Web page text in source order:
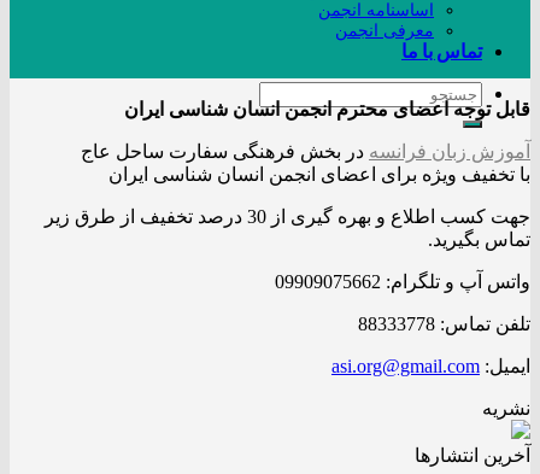
اساسنامه انجمن
معرفی انجمن
تماس با ما
قابل توجه اعضای محترم انجمن انسان شناسی ایران
آموزش زبان فرانسه در بخش فرهنگی سفارت ساحل عاج
با تخفیف ویژه برای اعضای انجمن انسان شناسی ایران
جهت کسب اطلاع و بهره گیری از 30 درصد تخفیف از طرق زیر
تماس بگیرید.
واتس آپ و تلگرام: 09909075662
تلفن تماس: 88333778
ایمیل: asi.org@gmail.com
نشریه
آخرین انتشار‌ها